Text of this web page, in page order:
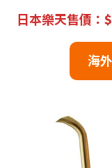
日本樂天售價：
海